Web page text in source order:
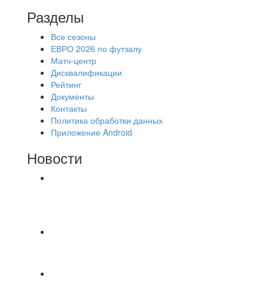
Разделы
Все сезоны
ЕВРО 2026 по футзалу
Матч-центр
Дисквалификации
Рейтинг
Документы
Контакты
Политика обработки данных
Приложение Android
Новости